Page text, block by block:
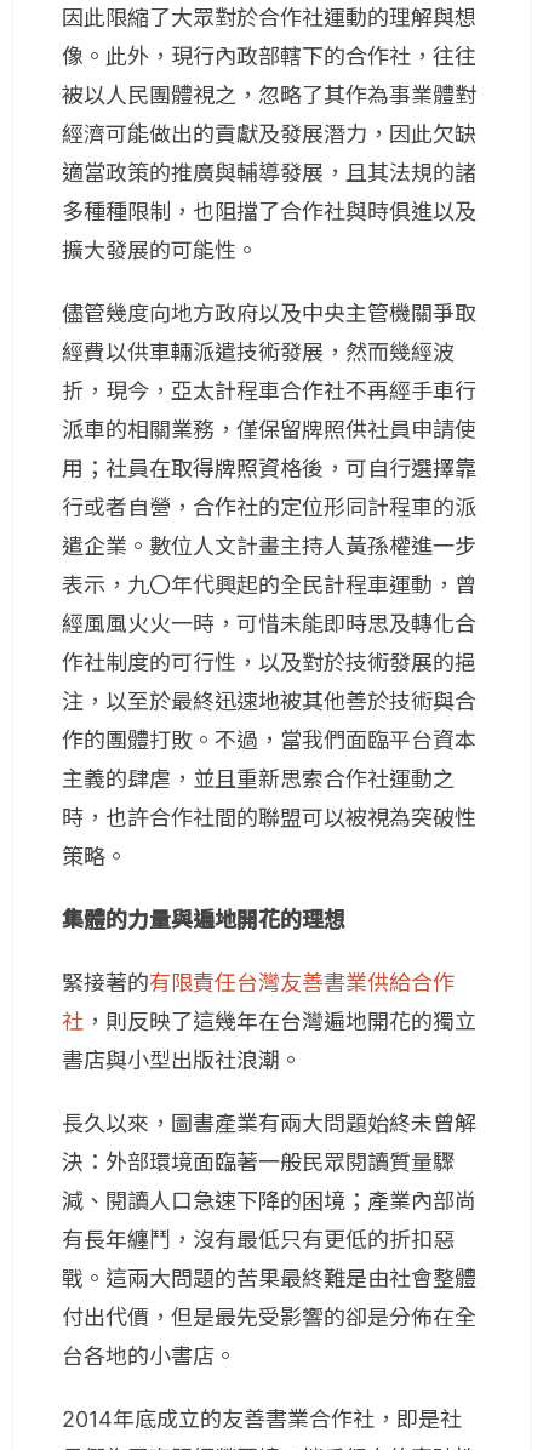
因此限縮了大眾對於合作社運動的理解與想
像。此外，現行內政部轄下的合作社，往往
被以人民團體視之，忽略了其作為事業體對
經濟可能做出的貢獻及發展潛力，因此欠缺
適當政策的推廣與輔導發展，且其法規的諸
多種種限制，也阻擋了合作社與時俱進以及
擴大發展的可能性。
儘管幾度向地方政府以及中央主管機關爭取
經費以供車輛派遣技術發展，然而幾經波
折，現今，亞太計程車合作社不再經手車行
派車的相關業務，僅保留牌照供社員申請使
用；社員在取得牌照資格後，可自行選擇靠
行或者自營，合作社的定位形同計程車的派
遣企業。數位人文計畫主持人黃孫權進一步
表示，九〇年代興起的全民計程車運動，曾
經風風火火一時，可惜未能即時思及轉化合
作社制度的可行性，以及對於技術發展的挹
注，以至於最終迅速地被其他善於技術與合
作的團體打敗。不過，當我們面臨平台資本
主義的肆虐，並且重新思索合作社運動之
時，也許合作社間的聯盟可以被視為突破性
策略。
集體的力量與遍地開花的理想
緊接著的有限責任台灣友善書業供給合作
社 ，則反映了這幾年在台灣遍地開花的獨立
書店與小型出版社浪潮。
長久以來，圖書產業有兩大問題始終未曾解
決：外部環境面臨著一般民眾閱讀質量驟
減、閱讀人口急速下降的困境；產業內部尚
有長年纏鬥，沒有最低只有更低的折扣惡
戰。這兩大問題的苦果最終難是由社會整體
付出代價，但是最先受影響的卻是分佈在全
台各地的小書店。
2014年底成立的友善書業合作社，即是社